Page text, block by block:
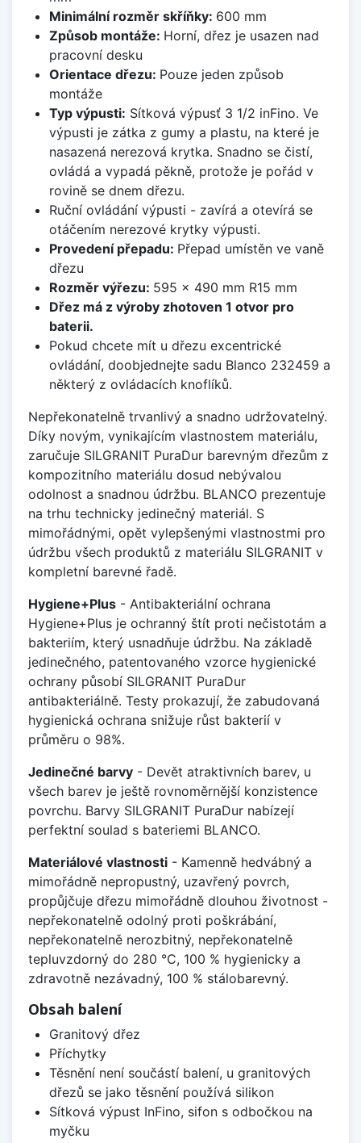
Minimální rozměr skříňky: 600 mm
Způsob montáže: Horní, dřez je usazen nad
pracovní desku
Orientace dřezu: Pouze jeden způsob
montáže
Typ výpusti: Sítková výpusť 3 1/2 inFino. Ve
výpusti je zátka z gumy a plastu, na které je
nasazená nerezová krytka. Snadno se čistí,
ovládá a vypadá pěkně, protože je pořád v
rovině se dnem dřezu.
Ruční ovládání výpusti - zavírá a otevírá se
otáčením nerezové krytky výpusti.
Provedení přepadu: Přepad umístěn ve vaně
dřezu
Rozměr výřezu: 595 x 490 mm R15 mm
Dřez má z výroby zhotoven 1 otvor pro
baterii.
Pokud chcete mít u dřezu excentrické
ovládání, doobjednejte sadu Blanco 232459 a
některý z ovládacích knoflíků.
Nepřekonatelně trvanlivý a snadno udržovatelný.
Díky novým, vynikajícím vlastnostem materiálu,
zaručuje SILGRANIT PuraDur barevným dřezům z
kompozitního materiálu dosud nebývalou
odolnost a snadnou údržbu. BLANCO prezentuje
na trhu technicky jedinečný materiál. S
mimořádnými, opět vylepšenými vlastnostmi pro
údržbu všech produktů z materiálu SILGRANIT v
kompletní barevné řadě.
Hygiene+Plus - Antibakteriální ochrana
Hygiene+Plus je ochranný štít proti nečistotám a
bakteriím, který usnadňuje údržbu. Na základě
jedinečného, patentovaného vzorce hygienické
ochrany působí SILGRANIT PuraDur
antibakteriálně. Testy prokazují, že zabudovaná
hygienická ochrana snižuje růst bakterií v
průměru o 98%.
Jedinečné barvy - Devět atraktivních barev, u
všech barev je ještě rovnoměrnější konzistence
povrchu. Barvy SILGRANIT PuraDur nabízejí
perfektní soulad s bateriemi BLANCO.
Materiálové vlastnosti - Kamenně hedvábný a
mimořádně nepropustný, uzavřený povrch,
propůjčuje dřezu mimořádně dlouhou životnost -
nepřekonatelně odolný proti poškrábání,
nepřekonatelně nerozbitný, nepřekonatelně
tepluvzdorný do 280 °C, 100 % hygienicky a
zdravotně nezávadný, 100 % stálobarevný.
Obsah balení
Granitový dřez
Příchytky
Těsnění není součástí balení, u granitových
dřezů se jako těsnění používá silikon
Sítková výpust InFino, sifon s odbočkou na
myčku